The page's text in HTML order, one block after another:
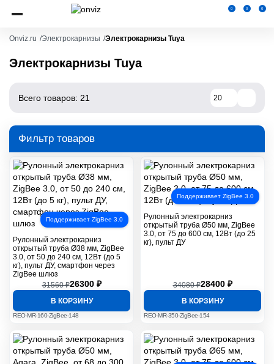
0 0 0
Onviz.ru Электрокарнизы Электрокарнизы Tuya
Электрокарнизы Tuya
Всего товаров: 21 20
Фильтр товаров
Поддерживает ZigBee 3.0
Рулонный электрокарниз
открытый труба Ø38 мм, ZigBee
3.0, от 50 до 240 см, 12Вт (до 5
кг), пульт ДУ, смартфон через
ZigBee шлюз
31560 ₽26300 ₽
В КОРЗИНУ
REO-MR-160-ZigBee-148
Поддерживает ZigBee 3.0
Рулонный электрокарниз
открытый труба Ø50 мм, ZigBee
3.0, от 75 до 600 см, 12Вт (до 25
кг), пульт ДУ
34080 ₽28400 ₽
В КОРЗИНУ
REO-MR-350-ZigBee-154